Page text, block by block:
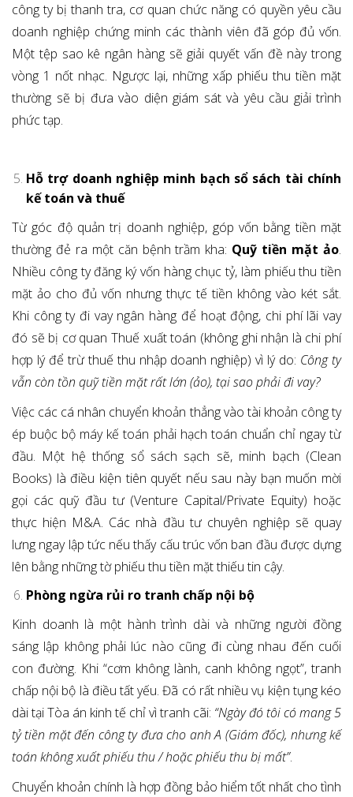
công ty bị thanh tra, cơ quan chức năng có quyền yêu cầu
doanh nghiệp chứng minh các thành viên đã góp đủ vốn.
Một tệp sao kê ngân hàng sẽ giải quyết vấn đề này trong
vòng 1 nốt nhạc. Ngược lại, những xấp phiếu thu tiền mặt
thường sẽ bị đưa vào diện giám sát và yêu cầu giải trình
phức tạp.
Hỗ trợ doanh nghiệp minh bạch sổ sách tài chính
kế toán và thuế
Từ góc độ quản trị doanh nghiệp, góp vốn bằng tiền mặt
thường đẻ ra một căn bệnh trầm kha: Quỹ tiền mặt ảo.
Nhiều công ty đăng ký vốn hàng chục tỷ, làm phiếu thu tiền
mặt ảo cho đủ vốn nhưng thực tế tiền không vào két sắt.
Khi công ty đi vay ngân hàng để hoạt động, chi phí lãi vay
đó sẽ bị cơ quan Thuế xuất toán (không ghi nhận là chi phí
hợp lý để trừ thuế thu nhập doanh nghiệp) vì lý do: Công ty
vẫn còn tồn quỹ tiền mặt rất lớn (ảo), tại sao phải đi vay?
Việc các cá nhân chuyển khoản thẳng vào tài khoản công ty
ép buộc bộ máy kế toán phải hạch toán chuẩn chỉ ngay từ
đầu. Một hệ thống sổ sách sạch sẽ, minh bạch (Clean
Books) là điều kiện tiên quyết nếu sau này bạn muốn mời
gọi các quỹ đầu tư (Venture Capital/Private Equity) hoặc
thực hiện M&A. Các nhà đầu tư chuyên nghiệp sẽ quay
lưng ngay lập tức nếu thấy cấu trúc vốn ban đầu được dựng
lên bằng những tờ phiếu thu tiền mặt thiếu tin cậy.
Phòng ngừa rủi ro tranh chấp nội bộ
Kinh doanh là một hành trình dài và những người đồng
sáng lập không phải lúc nào cũng đi cùng nhau đến cuối
con đường. Khi “cơm không lành, canh không ngọt”, tranh
chấp nội bộ là điều tất yếu. Đã có rất nhiều vụ kiện tụng kéo
dài tại Tòa án kinh tế chỉ vì tranh cãi: “Ngày đó tôi có mang 5
tỷ tiền mặt đến công ty đưa cho anh A (Giám đốc), nhưng kế
toán không xuất phiếu thu / hoặc phiếu thu bị mất”.
Chuyển khoản chính là hợp đồng bảo hiểm tốt nhất cho tình